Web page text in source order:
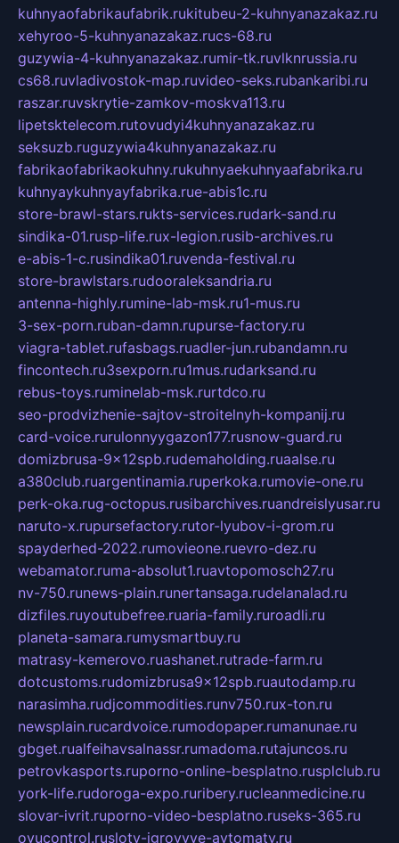
kuhnyaofabrikaufabrik.rukitubeu-2-kuhnyanazakaz.ru
xehyroo-5-kuhnyanazakaz.rucs-68.ru
guzywia-4-kuhnyanazakaz.rumir-tk.ruvlknrussia.ru
cs68.ruvladivostok-map.ruvideo-seks.rubankaribi.ru
raszar.ruvskrytie-zamkov-moskva113.ru
lipetsktelecom.rutovudyi4kuhnyanazakaz.ru
seksuzb.ruguzywia4kuhnyanazakaz.ru
fabrikaofabrikaokuhny.rukuhnyaekuhnyaafabrika.ru
kuhnyaykuhnyayfabrika.rue-abis1c.ru
store-brawl-stars.rukts-services.rudark-sand.ru
sindika-01.rusp-life.rux-legion.rusib-archives.ru
e-abis-1-c.rusindika01.ruvenda-festival.ru
store-brawlstars.rudooraleksandria.ru
antenna-highly.rumine-lab-msk.ru1-mus.ru
3-sex-porn.ruban-damn.rupurse-factory.ru
viagra-tablet.rufasbags.ruadler-jun.rubandamn.ru
fincontech.ru3sexporn.ru1mus.rudarksand.ru
rebus-toys.ruminelab-msk.rurtdco.ru
seo-prodvizhenie-sajtov-stroitelnyh-kompanij.ru
card-voice.rurulonnyygazon177.rusnow-guard.ru
domizbrusa-9x12spb.rudemaholding.ruaalse.ru
a380club.ruargentinamia.ruperkoka.rumovie-one.ru
perk-oka.rug-octopus.rusibarchives.ruandreislyusar.ru
naruto-x.rupursefactory.rutor-lyubov-i-grom.ru
spayderhed-2022.rumovieone.ruevro-dez.ru
webamator.ruma-absolut1.ruavtopomosch27.ru
nv-750.runews-plain.runertansaga.rudelanalad.ru
dizfiles.ruyoutubefree.ruaria-family.ruroadli.ru
planeta-samara.rumysmartbuy.ru
matrasy-kemerovo.ruashanet.rutrade-farm.ru
dotcustoms.rudomizbrusa9x12spb.ruautodamp.ru
narasimha.rudjcommodities.runv750.rux-ton.ru
newsplain.rucardvoice.rumodopaper.rumanunae.ru
gbget.rualfeihavsalnassr.rumadoma.rutajuncos.ru
petrovkasports.ruporno-online-besplatno.rusplclub.ru
york-life.rudoroga-expo.ruribery.rucleanmedicine.ru
slovar-ivrit.ruporno-video-besplatno.ruseks-365.ru
ovucontrol.rusloty-igrovyye-avtomaty.ru